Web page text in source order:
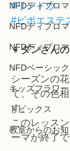
NFDディプロ
NFDディプロ
NFDディプロ
NFDベーシッ
キッズフラワ
トピックス
教室からのお
#リンドウ
#ピポエステ
👧ダンさん
シーズンの
て、その色
す。
このレッス
ーマが終了